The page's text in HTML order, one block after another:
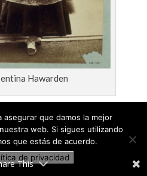
Hawarden
(1837-1899)
conocida como
fue una de
This
asegurar que damos la mejor
web. Si sigues utilizando
que estás de acuerdo.
de privacidad